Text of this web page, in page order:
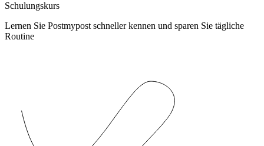
Schulungskurs
Lernen Sie Postmypost schneller kennen und sparen Sie tägliche
Routine